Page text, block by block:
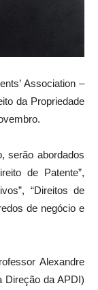
Association –
da Propriedade
serão abordados
de Patente”,
“Direitos de
de negócio e
Alexandre
Direção da APDI)